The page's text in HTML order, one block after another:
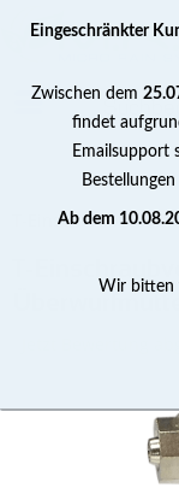
T-
Eingeschränkter
Zwischen dem
findet
Emailsupport
Ab dem
Wir bitten